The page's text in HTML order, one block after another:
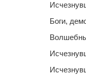
Боги,